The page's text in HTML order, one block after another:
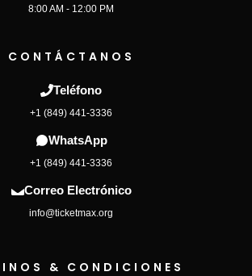
8:00 AM - 12:00 PM
CONTÁCTANOS
Teléfono
+1 (849) 441-3336
WhatsApp
+1 (849) 441-3336
Correo Electrónico
info@ticketmax.org
& CONDICIONES